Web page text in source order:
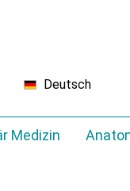
Deutsch
Medizin